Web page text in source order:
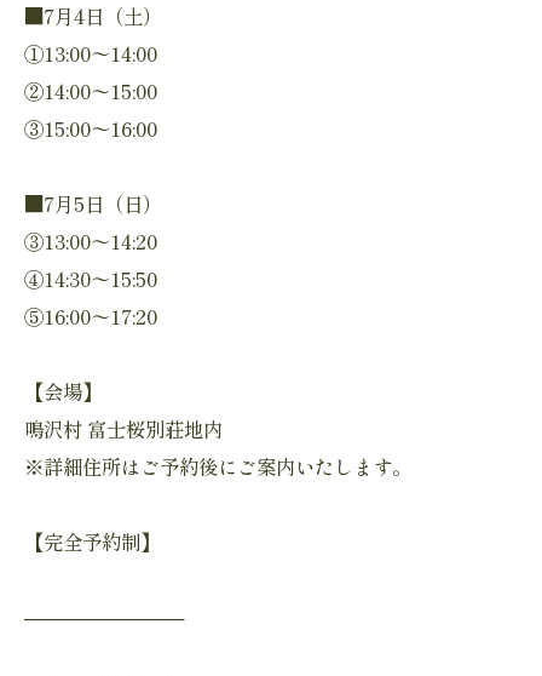
■7月4日（土）
①13:00〜14:00
②14:00〜15:00
③15:00〜16:00
■7月5日（日）
③13:00〜14:20
④14:30〜15:50
⑤16:00〜17:20
【会場】
鳴沢村 富士桜別荘地内
※詳細住所はご予約後にご案内いたします。
【完全予約制】
────────────